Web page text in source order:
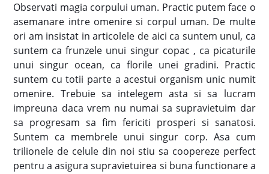
Observati magia corpului uman. Practic putem face o
asemanare intre omenire si corpul uman. De multe
ori am insistat in articolele de aici ca suntem unul, ca
suntem ca frunzele unui singur copac , ca picaturile
unui singur ocean, ca florile unei gradini. Practic
suntem cu totii parte a acestui organism unic numit
omenire. Trebuie sa intelegem asta si sa lucram
impreuna daca vrem nu numai sa supravietuim dar
sa progresam sa fim fericiti prosperi si sanatosi.
Suntem ca membrele unui singur corp. Asa cum
trilionele de celule din noi stiu sa coopereze perfect
pentru a asigura supravietuirea si buna functionare a